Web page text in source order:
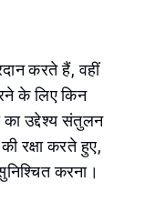
करते हैं, वहीं
के लिए किन
का उद्देश्य संतुलन
रक्षा करते हुए,
करना।